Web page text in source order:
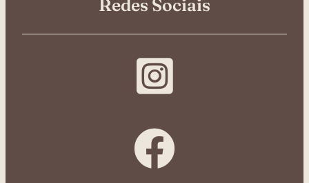
Redes Sociais